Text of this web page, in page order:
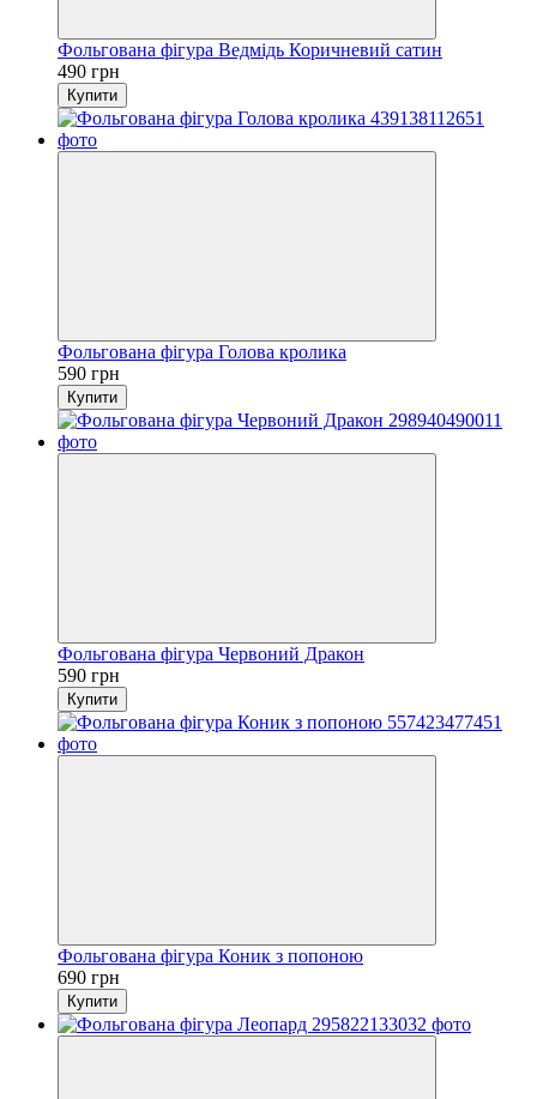
Фольгована фігура Ведмідь Коричневий сатин
490 грн
Купити
Фольгована фігура Голова кролика
590 грн
Купити
Фольгована фігура Червоний Дракон
590 грн
Купити
Фольгована фігура Коник з попоною
690 грн
Купити